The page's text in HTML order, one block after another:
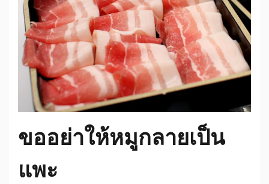
ขออย่าให้หมูกลายเป็น
แพะ